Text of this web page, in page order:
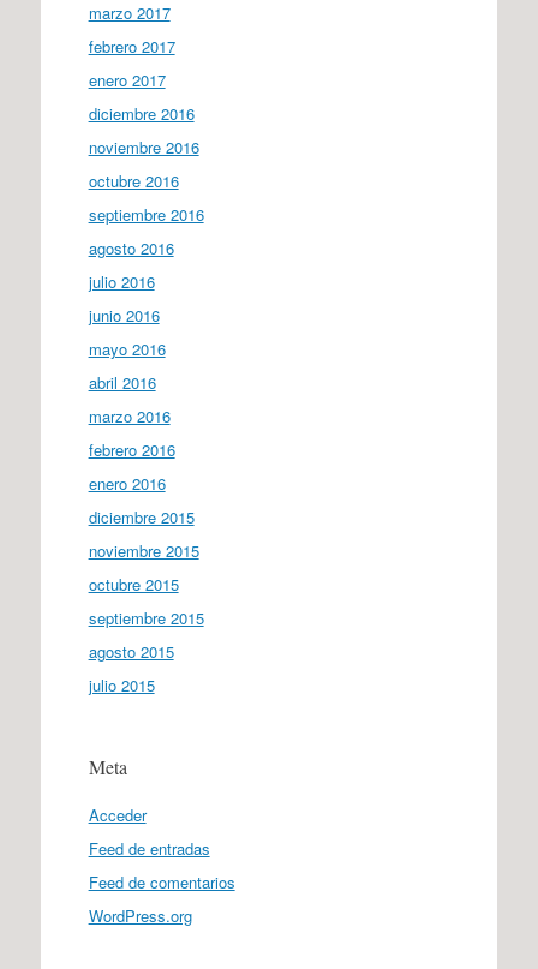
marzo 2017
febrero 2017
enero 2017
diciembre 2016
noviembre 2016
octubre 2016
septiembre 2016
agosto 2016
julio 2016
junio 2016
mayo 2016
abril 2016
marzo 2016
febrero 2016
enero 2016
diciembre 2015
noviembre 2015
octubre 2015
septiembre 2015
agosto 2015
julio 2015
Meta
Acceder
Feed de entradas
Feed de comentarios
WordPress.org